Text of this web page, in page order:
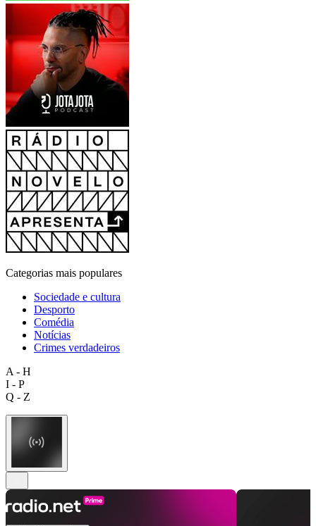
Categorias mais populares
Sociedade e cultura
Desporto
Comédia
Notícias
Crimes verdadeiros
A - H
I - P
Q - Z